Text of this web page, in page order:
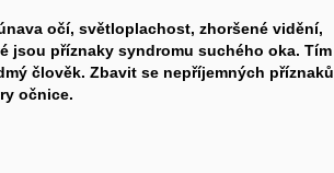
očí, světloplachost, zhoršené vidění,
jsou příznaky syndromu suchého oka. Tím
člověk. Zbavit se nepříjemných příznaků
očnice.